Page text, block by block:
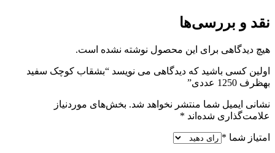
نقد و بررسی‌ها
هیچ دیدگاهی برای این محصول نوشته نشده است.
اولین کسی باشید که دیدگاهی می نویسد “بشقاب کوچک سفید
بهظرف 1250 عددی”
نشانی ایمیل شما منتشر نخواهد شد. بخش‌های موردنیاز
علامت‌گذاری شده‌اند *
امتیاز شما *